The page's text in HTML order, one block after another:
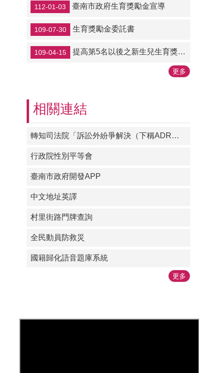
112-01-03 臺南市政府生育獎勵金宣導
109-07-30 生育獎勵金委託書
109-04-15 提高第5名以後之新生兒生育獎勵金為五萬元
更多
相關連結
轉知司法院「訴訟外紛爭解決（下稱ADR）機構查詢平台」
行政院性別平等會
臺南市政府開發APP
中文地址英譯
村里街路門牌查詢
全民動員防救災
國籍歸化語音題庫系統
更多